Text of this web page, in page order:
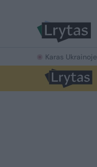
Karas Ukrainoje